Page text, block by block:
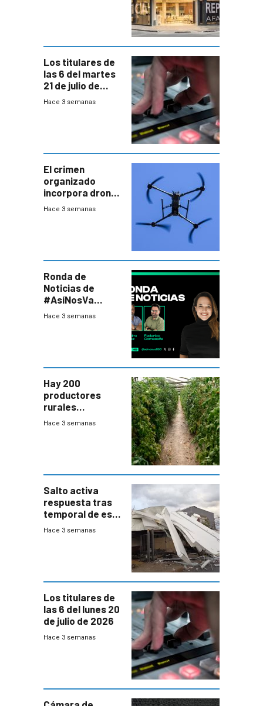
Los titulares de
las 6 del martes
21 de julio de
2026
Hace 3 semanas
El crimen
organizado
incorpora drones
y abre un nuevo
Hace 3 semanas
Ronda de
Noticias de
#AsíNosVa
(20/7/26)
Hace 3 semanas
Hay 200
productores
rurales
afectados tras
Hace 3 semanas
Salto activa
respuesta tras
temporal de este
sábado con
Hace 3 semanas
Los titulares de
las 6 del lunes 20
de julio de 2026
Hace 3 semanas